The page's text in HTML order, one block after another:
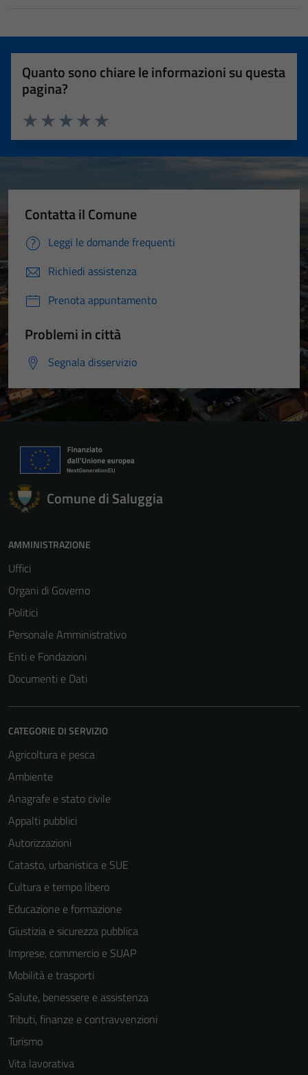
Quanto sono chiare le informazioni su questa
pagina?
Valuta 5 stelle su 5
Valuta 4 stelle su 5
Valuta 3 stelle su 5
Valuta 2 stelle su 5
Valuta 1 stelle su 5
Contatta il Comune
Leggi le domande frequenti
Richiedi assistenza
Prenota appuntamento
Problemi in città
Segnala disservizio
Comune di Saluggia
AMMINISTRAZIONE
Uffici
Organi di Governo
Politici
Personale Amministrativo
Enti e Fondazioni
Documenti e Dati
CATEGORIE DI SERVIZIO
Agricoltura e pesca
Ambiente
Anagrafe e stato civile
Appalti pubblici
Autorizzazioni
Catasto, urbanistica e SUE
Cultura e tempo libero
Educazione e formazione
Giustizia e sicurezza pubblica
Imprese, commercio e SUAP
Mobilità e trasporti
Salute, benessere e assistenza
Tributi, finanze e contravvenzioni
Turismo
Vita lavorativa